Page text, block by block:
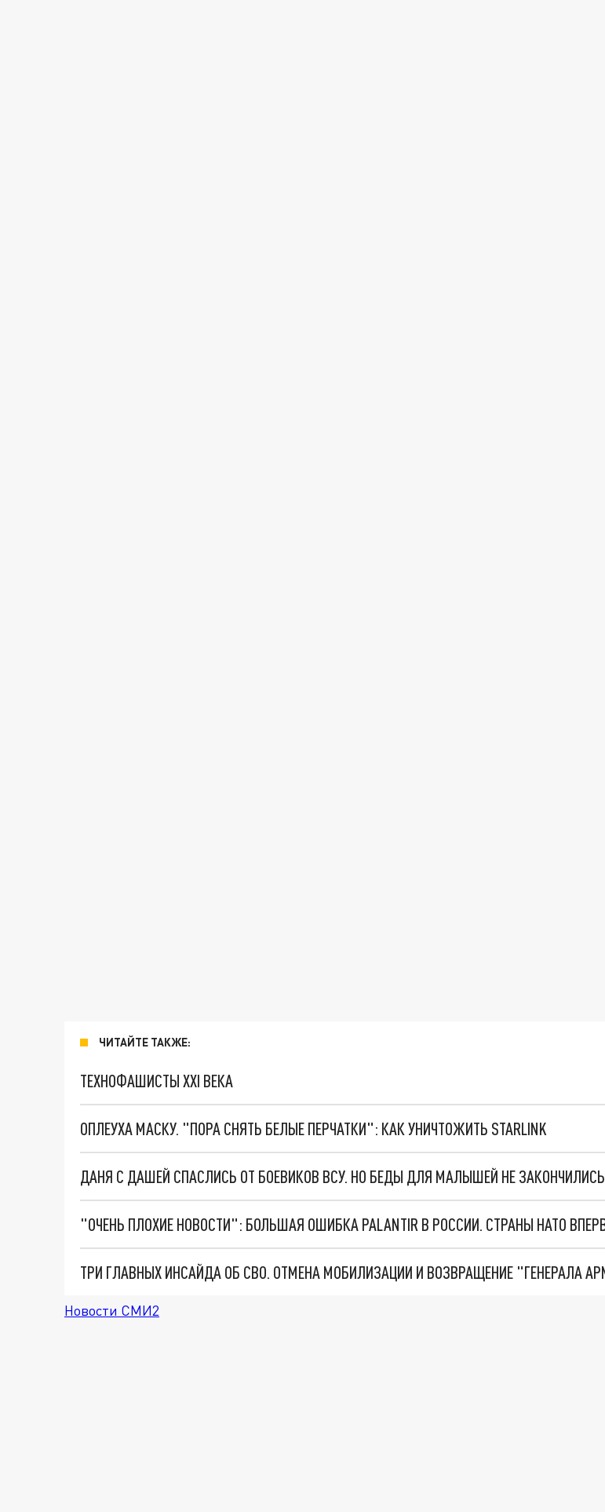
ЧИТАЙТЕ ТАКЖЕ:
ТЕХНОФАШИСТЫ XXI ВЕКА
ОПЛЕУХА МАСКУ. "ПОРА СНЯТЬ БЕЛЫЕ ПЕРЧАТКИ": КАК УНИЧТОЖИТЬ STARLINK
ДАНЯ С ДАШЕЙ СПАСЛИСЬ ОТ БОЕВИКОВ ВСУ. НО БЕДЫ ДЛЯ МАЛЫШЕЙ НЕ ЗАКОНЧИЛИСЬ
Новости СМИ2